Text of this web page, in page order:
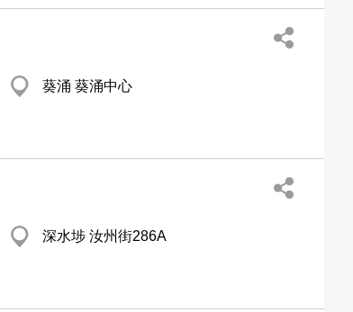
葵涌 葵涌中心
深水埗 汝州街286A